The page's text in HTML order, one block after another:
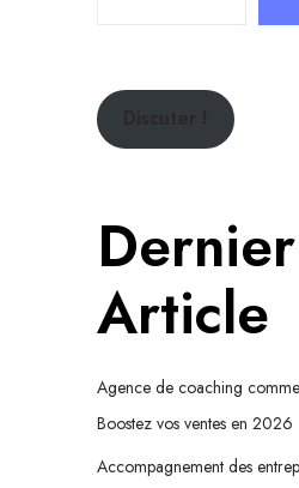
Dernier
Article
Agence de coaching
Boostez vos ventes en 2026
Accompagnement des